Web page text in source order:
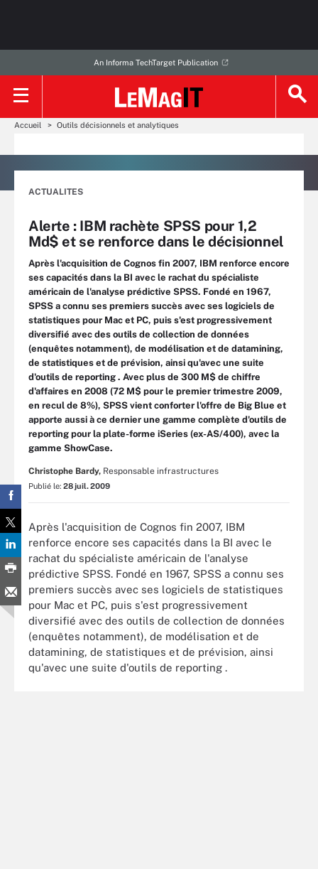
An Informa TechTarget Publication
Accueil Outils décisionnels et analytiques
ACTUALITES
Alerte : IBM rachète SPSS pour 1,2
Md$ et se renforce dans le décisionnel
Après l'acquisition de Cognos fin 2007, IBM renforce encore
ses capacités dans la BI avec le rachat du spécialiste
américain de l'analyse prédictive SPSS. Fondé en 1967,
SPSS a connu ses premiers succès avec ses logiciels de
statistiques pour Mac et PC, puis s'est progressivement
diversifié avec des outils de collection de données
(enquêtes notamment), de modélisation et de datamining,
de statistiques et de prévision, ainsi qu'avec une suite
d'outils de reporting . Avec plus de 300 M$ de chiffre
d'affaires en 2008 (72 M$ pour le premier trimestre 2009,
en recul de 8%), SPSS vient conforter l'offre de Big Blue et
apporte aussi à ce dernier une gamme complète d'outils de
reporting pour la plate-forme iSeries (ex-AS/400), avec la
gamme ShowCase.
Christophe Bardy, Responsable infrastructures
Publié le: 28 juil. 2009
Après l'acquisition de Cognos fin 2007, IBM
renforce encore ses capacités dans la BI avec le
rachat du spécialiste américain de l'analyse
prédictive SPSS. Fondé en 1967, SPSS a connu ses
premiers succès avec ses logiciels de statistiques
pour Mac et PC, puis s'est progressivement
diversifié avec des outils de collection de données
(enquêtes notamment), de modélisation et de
datamining, de statistiques et de prévision, ainsi
qu'avec une suite d'outils de reporting .